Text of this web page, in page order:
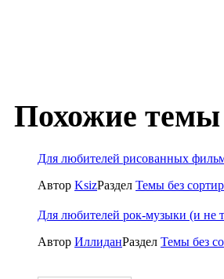
Похожие темы
Для любителей рисованных
Автор KsizРаздел Темы без
Для любителей рок-музыки (и не
Автор ИллиданРаздел Темы без